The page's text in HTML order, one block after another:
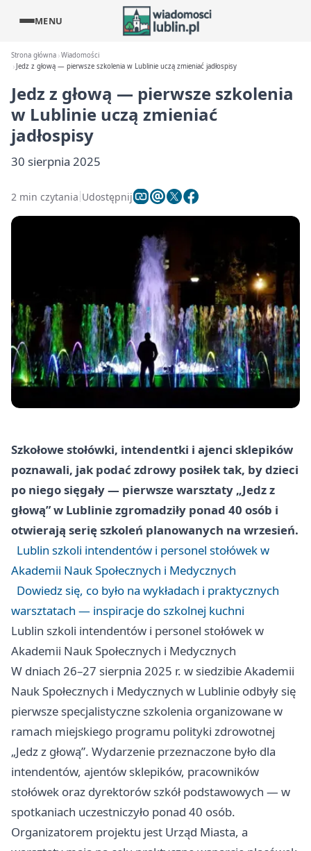
MENU
Strona główna Wiadomości
Jedz z głową — pierwsze szkolenia w Lublinie uczą zmieniać jadłospisy
Jedz z głową — pierwsze szkolenia
w Lublinie uczą zmieniać
jadłospisy
30 sierpnia 2025
2 min czytania Udostępnij
Szkołowe stołówki, intendentki i ajenci sklepików
poznawali, jak podać zdrowy posiłek tak, by dzieci
po niego sięgały — pierwsze warsztaty „Jedz z
głową” w Lublinie zgromadziły ponad 40 osób i
otwierają serię szkoleń planowanych na wrzesień.
Lublin szkoli intendentów i personel stołówek w
Akademii Nauk Społecznych i Medycznych
Dowiedz się, co było na wykładach i praktycznych
warsztatach — inspiracje do szkolnej kuchni
Lublin szkoli intendentów i personel stołówek w
Akademii Nauk Społecznych i Medycznych
W dniach 26–27 sierpnia 2025 r. w siedzibie Akademii
Nauk Społecznych i Medycznych w Lublinie odbyły się
pierwsze specjalistyczne szkolenia organizowane w
ramach miejskiego programu polityki zdrowotnej
„Jedz z głową”. Wydarzenie przeznaczone było dla
intendentów, ajentów sklepików, pracowników
stołówek oraz dyrektorów szkół podstawowych — w
spotkaniach uczestniczyło ponad 40 osób.
Organizatorem projektu jest Urząd Miasta, a